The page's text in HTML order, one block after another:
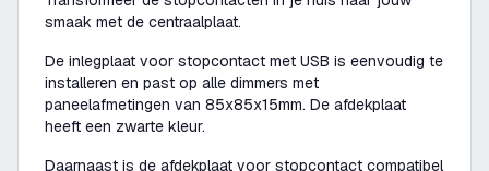
smaak met de centraalplaat.
De inlegplaat voor stopcontact met USB is eenvoudig te
installeren en past op alle dimmers met
paneelafmetingen van 85x85x15mm. De afdekplaat
heeft een zwarte kleur.
Daarnaast is de afdekplaat voor stopcontact compatibel